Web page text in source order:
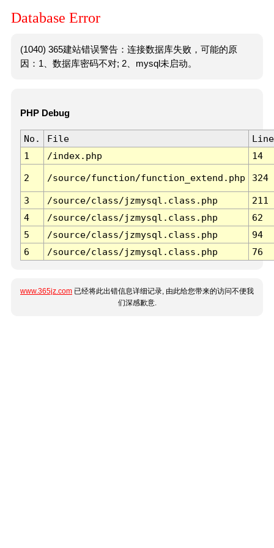
Database Error
(1040) 365建站错误警告：连接数据库失败，可能的原
因：1、数据库密码不对; 2、mysql未启动。
PHP Debug
No. File
Line
1
/index.php 14
2 /source/function/function_extend.php 324
3 /source/class/jzmysql.class.php
211
4
/source/class/jzmysql.class.php
62
5
/source/class/jzmysql.class.php
94
6
/source/class/jzmysql.class.php 76
www.365jz.com 已经将此出错信息详细记录, 由此给您带来的访问不便我
们深感歉意.